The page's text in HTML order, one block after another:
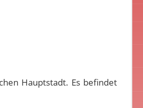
Hauptstadt. Es befindet